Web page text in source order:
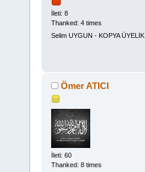
İleti: 8
Thanked: 4 times
Selim UYGUN - KOPYA ÜYELİK
Ömer ATICI
İleti: 60
Thanked: 8 times